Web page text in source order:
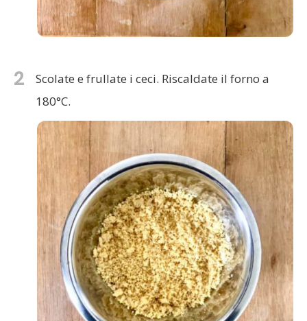
2
Scolate e frullate i ceci. Riscaldate il forno a
180°C.